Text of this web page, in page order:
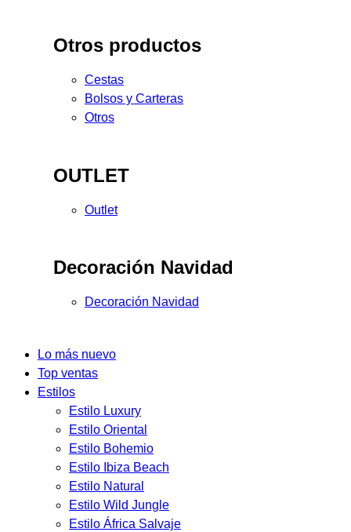
Otros productos
Cestas
Bolsos y Carteras
Otros
OUTLET
Outlet
Decoración Navidad
Decoración Navidad
Lo más nuevo
Top ventas
Estilos
Estilo Luxury
Estilo Oriental
Estilo Bohemio
Estilo Ibiza Beach
Estilo Natural
Estilo Wild Jungle
Estilo África Salvaje